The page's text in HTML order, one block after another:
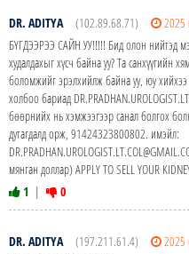
DR. ADITYA (102.89.68.71)
2025
БҮГДЭЭРЭЭ САЙН УУ!!!!! Бид олон нийтэд
худалдахыг хүсч байна уу? Та санхүүгийн
боломжийг эрэлхийлж байна уу, юу хийхээ
холбоо бариад
бөөрнийх нь хэмжээгээр санал болгох
дутагдалд орж, 91424323800802. имэйл:
мянган доллар) APPLY TO SELL YOUR
1 | 0
DR. ADITYA (197.211.61.4)
2025